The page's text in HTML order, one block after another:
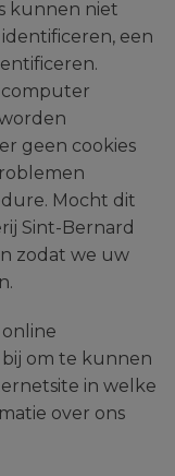
kunnen niet
een
geen cookies
Mocht dit
Sint-Bernard
zodat we uw
om te kunnen
in welke
over ons